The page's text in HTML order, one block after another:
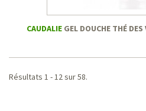
CAUDALIE GEL DOUCHE THÉ
Résultats 1 - 12 sur 58.